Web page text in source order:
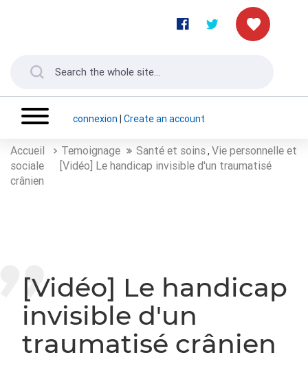
connexion | Create an account
Accueil Temoignage Santé et soins, Vie personnelle et
sociale
[Vidéo] Le handicap invisible d'un traumatisé
crânien
[Vidéo] Le handicap
invisible d'un
traumatisé crânien